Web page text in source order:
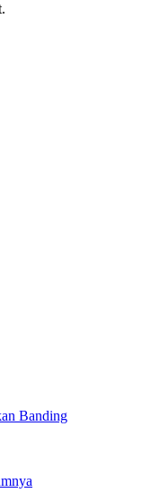
Banding